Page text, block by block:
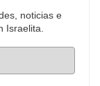
noticias e
Israelita.